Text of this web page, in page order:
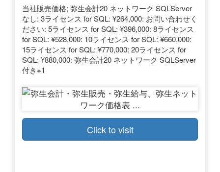
当社販売価格; 弥生会計20 ネットワーク SQLServer
なし: 3ライセンス for SQL: ¥264,000: お問い合わせく
ださい: 5ライセンス for SQL: ¥396,000: 8ライセンス
for SQL: ¥528,000: 10ライセンス for SQL: ¥660,000:
15ライセンス for SQL: ¥770,000: 20ライセンス for
SQL: ¥880,000: 弥生会計20 ネットワーク SQLServer
付き※1
Click to visit